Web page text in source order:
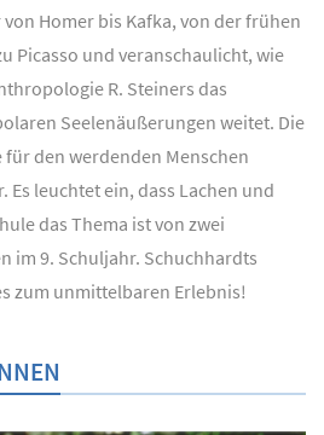
Homer bis Kafka, von der frühen
Picasso und veranschaulicht, wie
R. Steiners das
Seelenäußerungen weitet. Die
den werdenden Menschen
leuchtet ein, dass Lachen und
das Thema ist von zwei
im 9. Schuljahr. Schuchhardts
zum unmittelbaren Erlebnis!